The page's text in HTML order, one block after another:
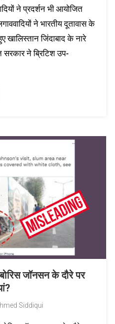
ने प्रदर्शन भी आयोजित
ने भारतीय दूतावास के
खालिस्तान जिंदाबाद के नारे
ने ब्रिटिश उप-
जॉनसन के दौरे पर
Siddiqui